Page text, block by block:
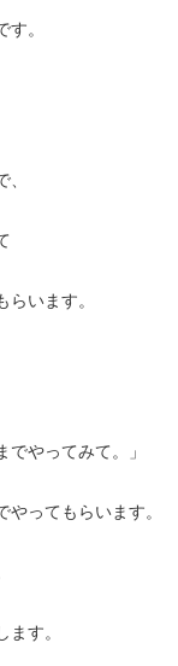
。
います。
やってみて。」
ってもらいます。
す。